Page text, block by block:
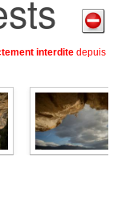
interdite depuis